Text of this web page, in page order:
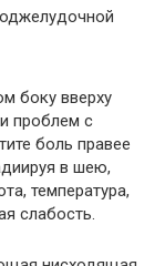
боку вверху
проблем с
боль правее
в шею,
температура,
слабость.